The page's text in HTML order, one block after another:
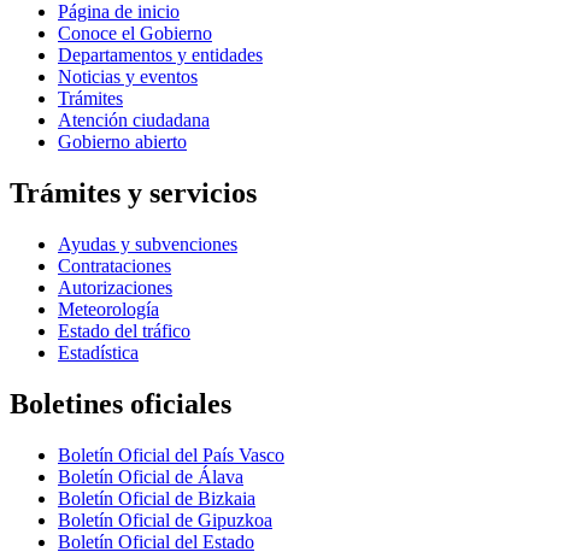
Página de inicio
Conoce el Gobierno
Departamentos y entidades
Noticias y eventos
Trámites
Atención ciudadana
Gobierno abierto
Trámites y servicios
Ayudas y subvenciones
Contrataciones
Autorizaciones
Meteorología
Estado del tráfico
Estadística
Boletines oficiales
Boletín Oficial del País Vasco
Boletín Oficial de Álava
Boletín Oficial de Bizkaia
Boletín Oficial de Gipuzkoa
Boletín Oficial del Estado